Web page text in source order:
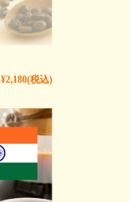
¥2,180(税込)